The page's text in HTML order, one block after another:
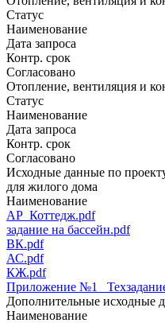
Статус
Наименование
Дата запроса
Контр. срок
Согласовано
Отопление, вентиляция и
Статус
Наименование
Дата запроса
Контр. срок
Согласовано
Исходные данные по
для жилого дома
Наименование
АР_Коттедж.pdf
задание на бассейн.pdf
ВК.pdf
АС.pdf
КЖ.pdf
Приложение №1
Дополнительные исходные
Наименование